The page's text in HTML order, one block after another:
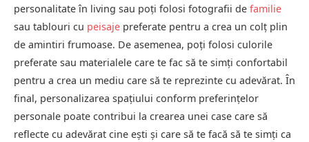
personalitate în living sau poți folosi fotografii de familie
sau tablouri cu peisaje preferate pentru a crea un colț plin
de amintiri frumoase. De asemenea, poți folosi culorile
preferate sau materialele care te fac să te simți confortabil
pentru a crea un mediu care să te reprezinte cu adevărat. În
final, personalizarea spațiului conform preferințelor
personale poate contribui la crearea unei case care să
reflecte cu adevărat cine ești și care să te facă să te simți ca